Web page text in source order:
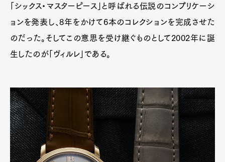
「シックス・マスターピース」と呼ばれる伝説のコンプリケーシ
ョンを発表し、8年をかけて6本のコレクションを完成させた
のだった。そしてこの意思を受け継ぐものとして2002年に誕
生したのが「ヴィルレ」である。